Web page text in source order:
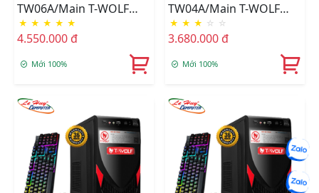
TW06A/Main T-WOLF
H110/CPU Intel Core I3-
6100/Ram DDR4
8GB/3200/SSD
Chuột T-Wolf TF200
★ ★ ★ ★ ★
4.550.000 đ
Mới 100%
TW04A/Main T-WOLF
H81/CPU Intel Core I5-
4460/Ram DDR3
8GB/1600/SSD T-WOLF
T20 + Chuột T-Wolf V3
★ ★ ★ ☆ ☆
3.680.000 đ
Mới 100%